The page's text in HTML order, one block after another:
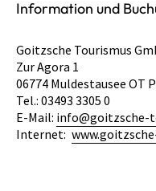
Information und
Goitzsche Tourismus
Zur Agora 1
06774 Muldestausee OT
Tel.: 03493 3305 0
E-Mail: info@goitzsche-
Internet: